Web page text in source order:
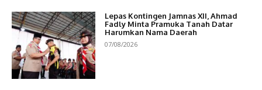
Lepas Kontingen Jamnas XII, Ahmad
Fadly Minta Pramuka Tanah Datar
Harumkan Nama Daerah
07/08/2026